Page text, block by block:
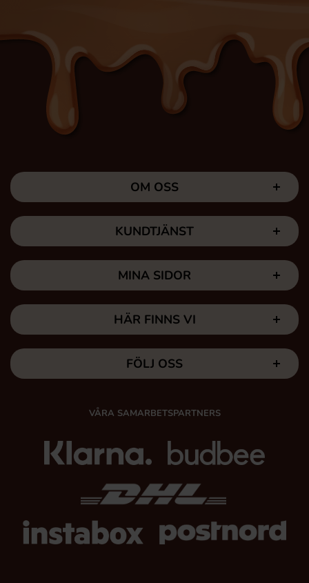
OM OSS
KUNDTJÄNST
MINA SIDOR
HÄR FINNS VI
FÖLJ OSS
VÅRA SAMARBETSPARTNERS